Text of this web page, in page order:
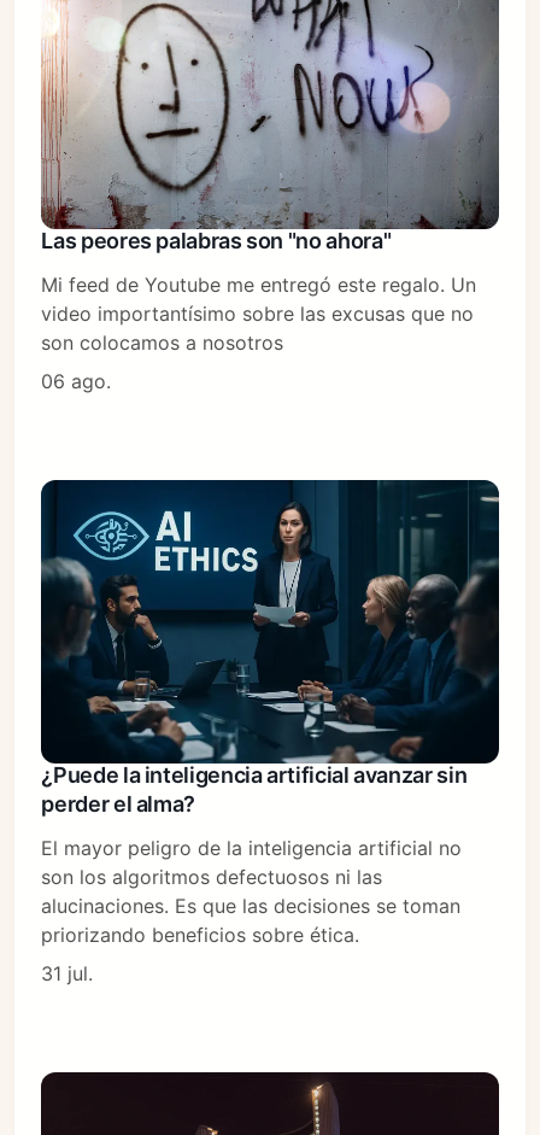
Las peores palabras son "no ahora"
Mi feed de Youtube me entregó este regalo. Un
video importantísimo sobre las excusas que no
son colocamos a nosotros
06 ago.
¿Puede la inteligencia artificial avanzar sin
perder el alma?
El mayor peligro de la inteligencia artificial no
son los algoritmos defectuosos ni las
alucinaciones. Es que las decisiones se toman
priorizando beneficios sobre ética.
31 jul.